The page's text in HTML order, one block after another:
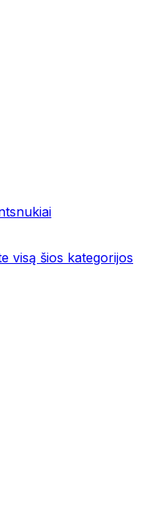
visą šios kategorijos